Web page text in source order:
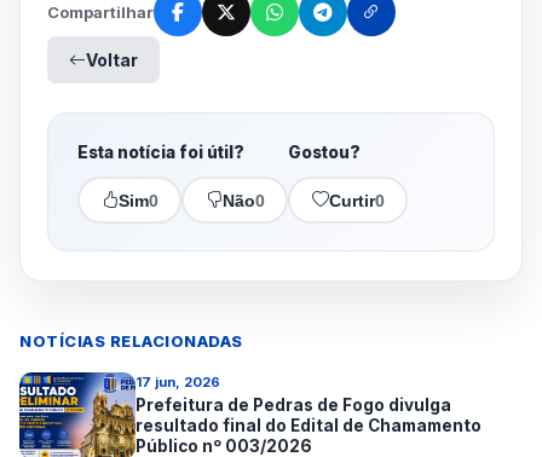
Compartilhar
Voltar
Esta notícia foi útil?
Sim0 Não0
Gostou?
Curtir0
NOTÍCIAS RELACIONADAS
17 jun, 2026
Prefeitura de Pedras de Fogo divulga
resultado final do Edital de Chamamento
Público nº 003/2026